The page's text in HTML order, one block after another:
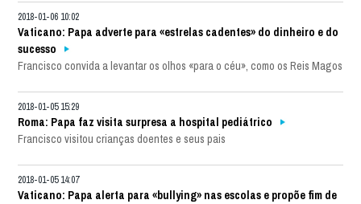
2018-01-06 10:02
Vaticano: Papa adverte para «estrelas cadentes» do dinheiro e do
sucesso
Francisco convida a levantar os olhos «para o céu», como os Reis Magos
2018-01-05 15:29
Roma: Papa faz visita surpresa a hospital pediátrico
Francisco visitou crianças doentes e seus pais
2018-01-05 14:07
Vaticano: Papa alerta para «bullying» nas escolas e propõe fim de